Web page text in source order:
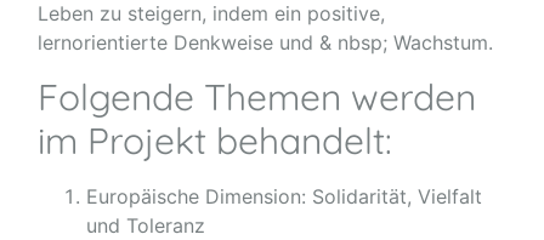
Leben zu steigern, indem ein positive,
lernorientierte Denkweise und & nbsp; Wachstum.
Folgende Themen werden
im Projekt behandelt:
Europäische Dimension: Solidarität, Vielfalt
und Toleranz